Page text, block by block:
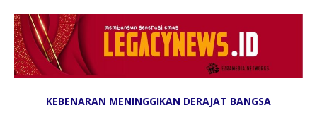
KEBENARAN MENINGGIKAN DERAJAT BANGSA